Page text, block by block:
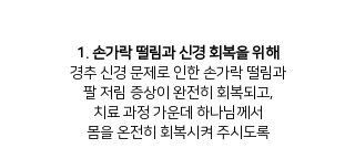
1. 손가락 떨림과 신경 회복을 위해
경추 신경 문제로 인한 손가락 떨림과
팔 저림 증상이 완전히 회복되고,
치료 과정 가운데 하나님께서
몸을 온전히 회복시켜 주시도록